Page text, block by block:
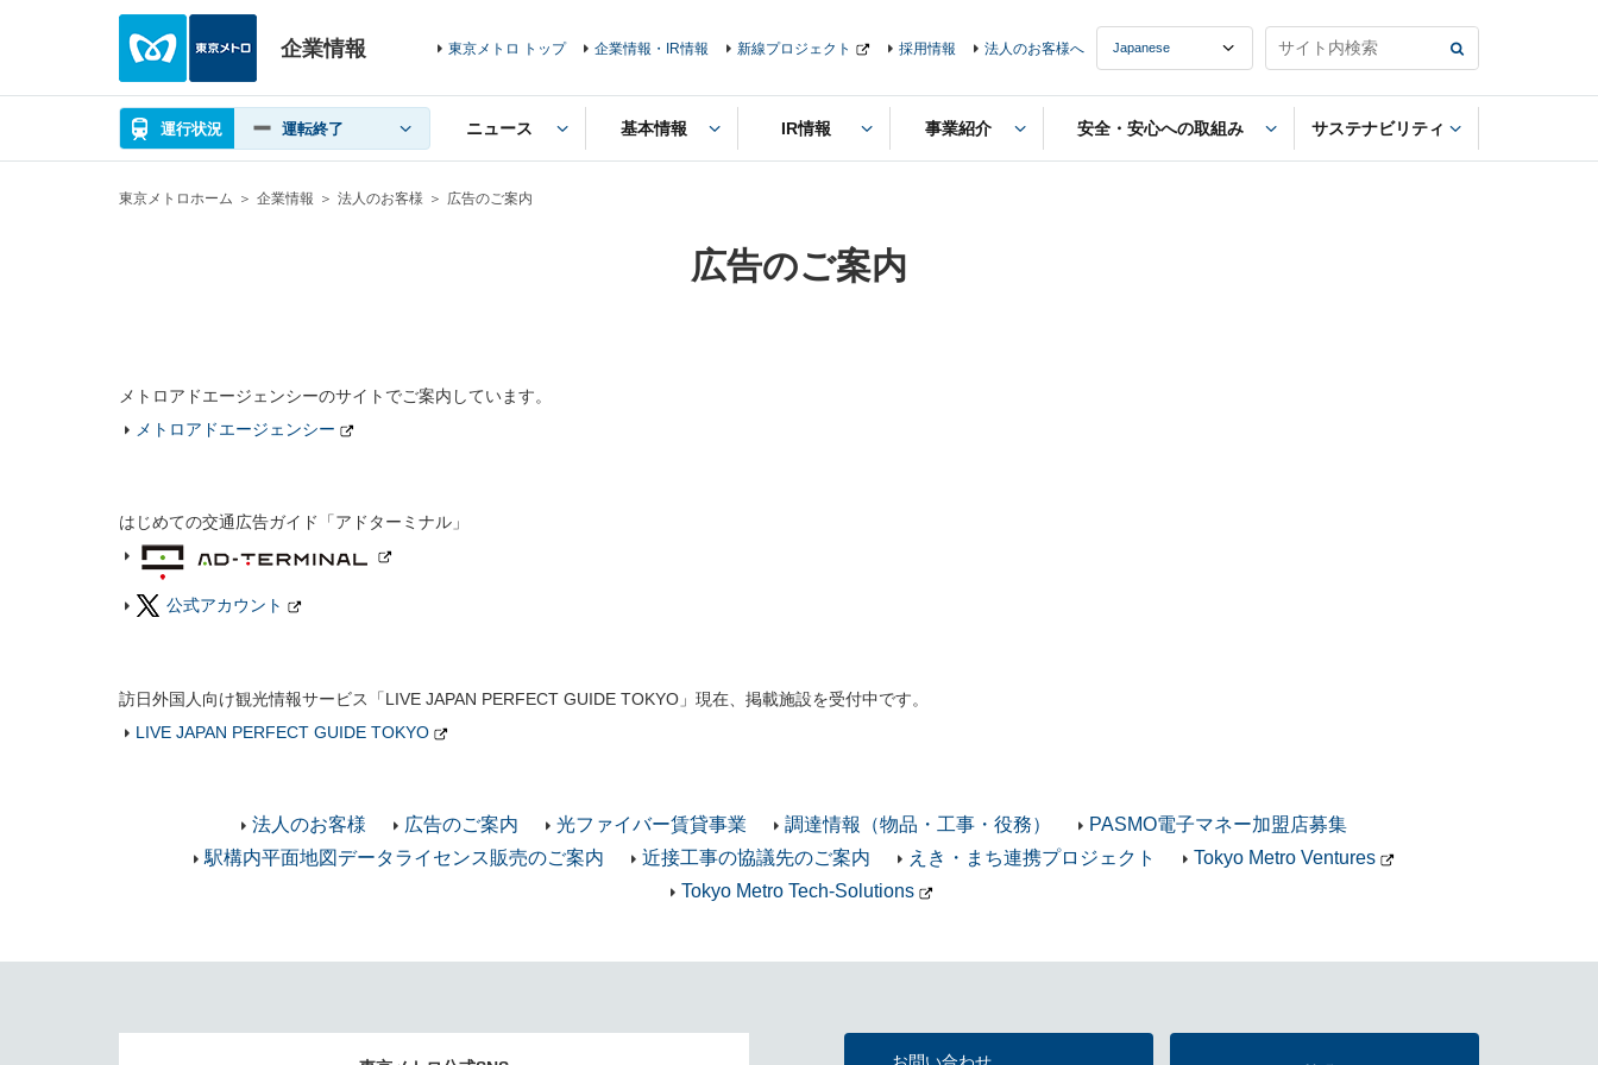
企業情報
運行状況 運転終了 ニュース 基本情報 IR情報 事業紹介 安全・安心への取組み サステナビリティ
東京メトロ トップ 企業情報・IR情報 新線プロジェクト 採用情報 法人のお客様へ
東京メトロホーム 企業情報 法人のお客様 広告のご案内
広告のご案内
メトロアドエージェンシーのサイトでご案内しています。
メトロアドエージェンシー
はじめての交通広告ガイド「アドターミナル」
公式アカウント
訪日外国人向け観光情報サービス「LIVE JAPAN PERFECT GUIDE TOKYO」現在、掲載施設を受付中です。
LIVE JAPAN PERFECT GUIDE TOKYO
法人のお客様 広告のご案内 光ファイバー賃貸事業 調達情報（物品・工事・役務）
PASMO電子マネー加盟店募集
駅構内平面地図データライセンス販売のご案内
近接工事の協議先のご案内 えき・まち連携プロジェクト
Tokyo Metro Ventures
Tokyo Metro Tech-Solutions